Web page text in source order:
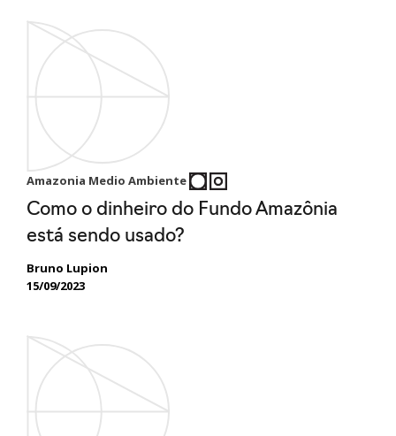
Amazonia Medio Ambiente
Como o dinheiro do Fundo Amazônia
está sendo usado?
Bruno Lupion
15/09/2023